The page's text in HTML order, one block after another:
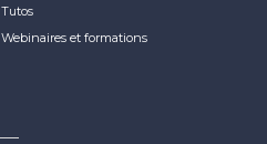
Tutos
Webinaires et formations